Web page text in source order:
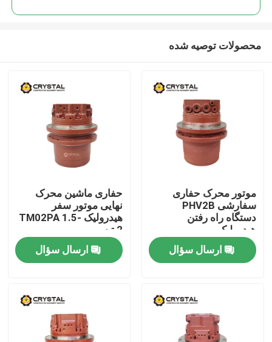
محصولات
محصولات توصیه شده
موتور محرک حفاری
سفارشی PHV2B
دستگاه راه رفتن
هیدرولیک
ارسال سؤال
حفاری ماشین محرک
نهایی موتور سفر
هیدرولیک TM02PA 1.5-
2 تن
ارسال سؤال